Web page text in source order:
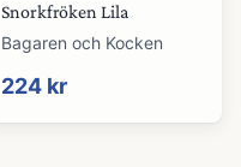
Snorkfröken Lila
Bagaren och Kocken
224 kr